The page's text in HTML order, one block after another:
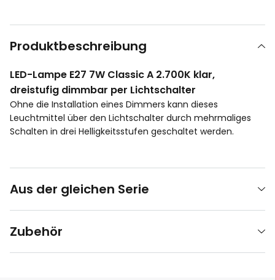
Produktbeschreibung
LED-Lampe E27 7W Classic A 2.700K klar,
dreistufig dimmbar per Lichtschalter
Ohne die Installation eines Dimmers kann dieses
Leuchtmittel über den Lichtschalter durch mehrmaliges
Schalten in drei Helligkeitsstufen geschaltet werden.
Aus der gleichen Serie
Zubehör